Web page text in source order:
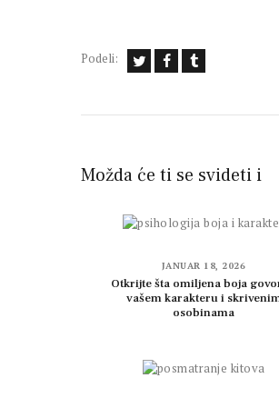
Podeli:
Možda će ti se svideti i
JANUAR 18, 2026
Otkrijte šta omiljena boja
vašem karakteru i
osobinama